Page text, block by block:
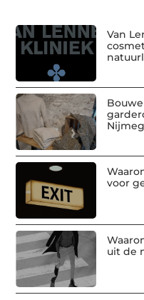
Van
voor
uit de